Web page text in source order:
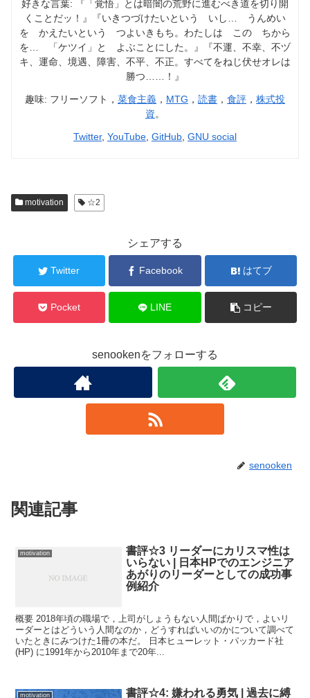
好きな言葉: 『「覚悟」とは暗闇の荒野に進むべき道を切り開
くことだッ！』『いきつづけたいという いし… うんめい
を かえたいという つよいきもち。わたしは この ちから
を… 「ケツイ」と よぶことにした。』『不運、不幸、不ヅ
キ、運命、境遇、障害、不平、不正。すべてをねじ伏せオレは
勝つ……！』
趣味: フリーソフト， 菜食主義 ， MTG ， 読書 ， 食評 ， 株式投
資。
Twitter, YouTube, GitHub, GNU social
motivation ☆2
シェアする
Twitter Facebook はてブ
Pocket LINE コピー
senookenをフォローする
senooken
関連記事
motivation
書評☆3 リーダーにカリスマ性は
いらない | 日本HPでのエンジニア
あがりのリーダーとしての成功事
例紹介
概要 2018年頃の職場で，上司がしょうもない人間ばかりで，よいリ
ーダーとはどういう人間なのか，どうすればいいのかについて調べて
いたときにみつけた1冊の本だ。 日本ヒューレット・パッカード社
(HP) に1991年から2010年まで20年...
motivation
書評☆4: 嫌われる勇気 | 過去に縛